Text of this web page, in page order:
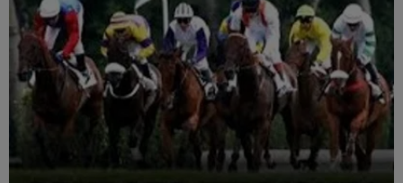
Ensemble vocal Kerygma. Quatuor vocal.